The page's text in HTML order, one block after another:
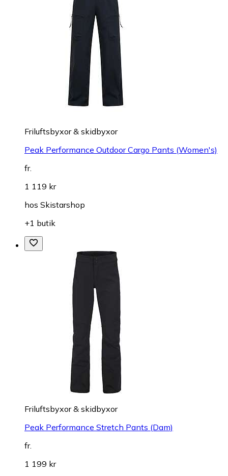
Friluftsbyxor & skidbyxor
Peak Performance Outdoor Cargo Pants (Women's)
fr.
1 119 kr
hos Skistarshop
+1 butik
Friluftsbyxor & skidbyxor
Peak Performance Stretch Pants (Dam)
fr.
1 199 kr